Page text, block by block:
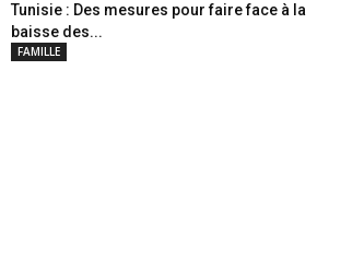
Tunisie : Des mesures pour faire face à la
baisse des...
FAMILLE